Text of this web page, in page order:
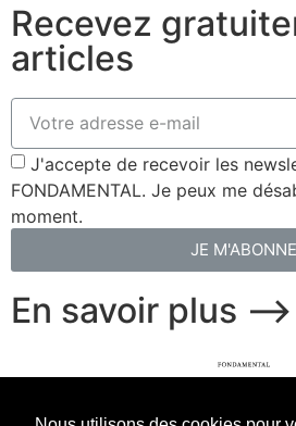
Recevez
articles
J'accepte de recevoir les
FONDAMENTAL. Je peux me
moment.
JE M'ABONNE
En savoir plus ⟶
Fondé en 2020.